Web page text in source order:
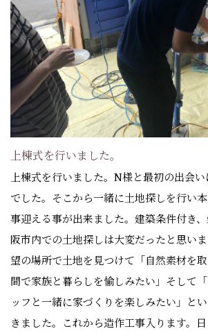
上棟式を行いました。
上棟式を行いました。N様と最初の出会
でした。そこから一緒に土地探しを行い
事迎える事が出来ました。建築条件付き
阪市内での土地探しは大変だったと思い
望の場所で土地を見つけて「自然素材を
間で家族と暮らしを愉しみたい」そして
ッフと一緒に家づくりを楽しみたい」と
きました。これから造作工事入ります。